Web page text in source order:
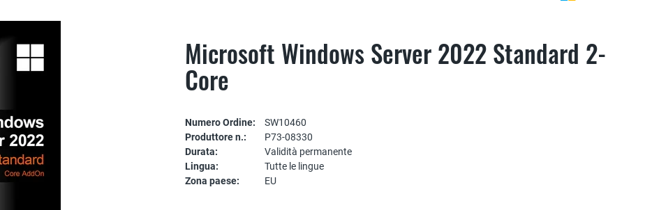
Microsoft Windows Server 2022 Standard 2-
Core
Numero Ordine:
SW10460
Produttore n.:
P73-08330
Durata:
Validità permanente
Lingua:
Tutte le lingue
Zona paese:
EU